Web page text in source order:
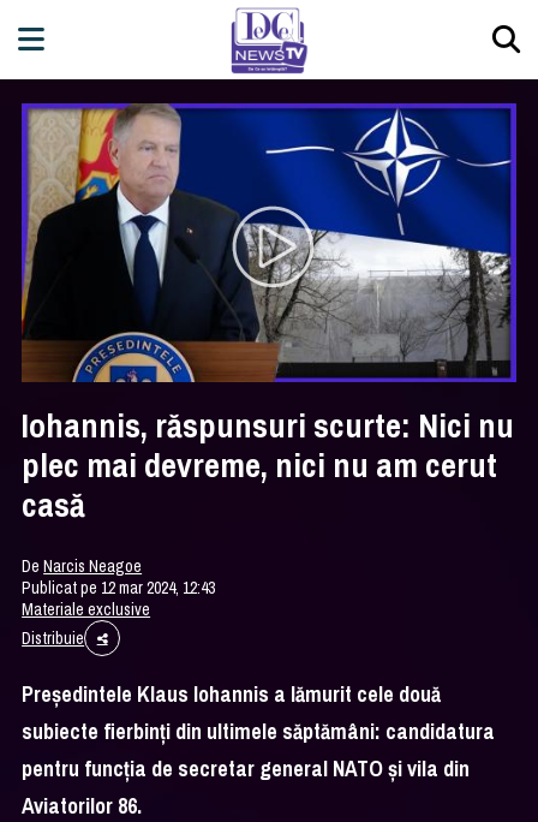
Iohannis, răspunsuri scurte: Nici nu
plec mai devreme, nici nu am cerut
casă
DeNarcis Neagoe
Publicat pe 12 mar 2024, 12:43
Materiale exclusive
Distribuie
Președintele Klaus Iohannis a lămurit cele două
subiecte fierbinți din ultimele săptămâni: candidatura
pentru funcția de secretar general NATO și vila din
Aviatorilor 86.